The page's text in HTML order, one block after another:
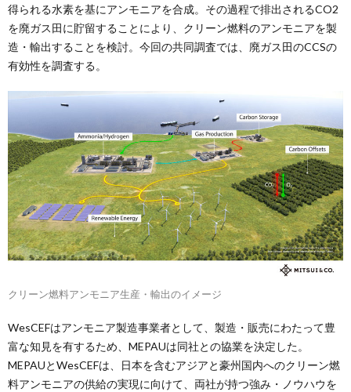
得られる水素を基にアンモニアを合成。その過程で排出されるCO2
を廃ガス田に貯留することにより、クリーン燃料のアンモニアを製
造・輸出することを検討。今回の共同調査では、廃ガス田のCCSの
有効性を調査する。
クリーン燃料アンモニア生産・輸出のイメージ
WesCEFはアンモニア製造事業者として、製造・販売にわたって豊
富な知見を有するため、MEPAUは同社との協業を決定した。
MEPAUとWesCEFは、日本を含むアジアと豪州国内へのクリーン燃
料アンモニアの供給の実現に向けて、両社が持つ強み・ノウハウを